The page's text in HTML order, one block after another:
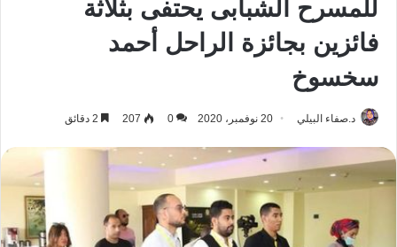
للمسرح الشبابى يحتفى بثلاثة
فائزين بجائزة الراحل أحمد
سخسوخ
د.صفاء البيلي 20 نوفمبر، 2020 0
207